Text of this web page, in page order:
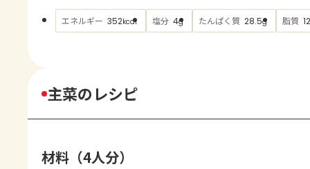
エネルギー 352kcal 塩分 4g たんぱく質 28.5g 脂質
主菜のレシピ
材料（4人分）